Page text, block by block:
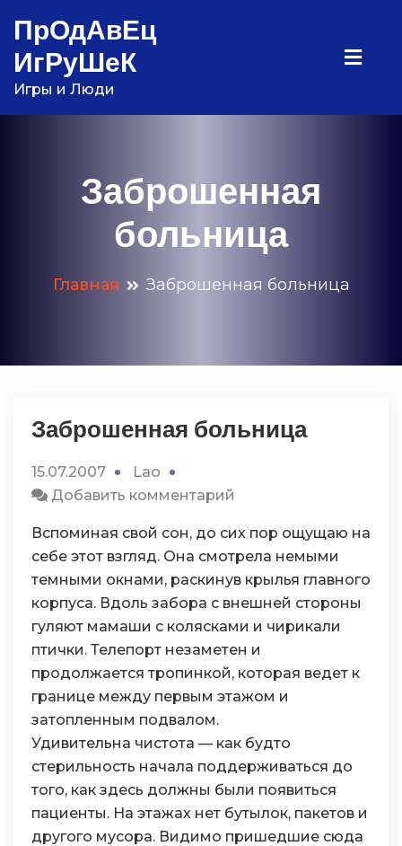
содержимому
ПрОдАвЕц
ИгРуШеК
Игры и Люди
Заброшенная
больница
Главная Заброшенная больница
Заброшенная больница
15.07.2007
Lao
Добавить комментарий
больница
Вспоминая свой сон, до сих пор ощущаю на
себе этот взгляд. Она смотрела немыми
темными окнами, раскинув крылья главного
корпуса. Вдоль забора с внешней стороны
гуляют мамаши с колясками и чирикали
птички. Телепорт незаметен и
продолжается тропинкой, которая ведет к
границе между первым этажом и
затопленным подвалом.
Удивительна чистота — как будто
стерильность начала поддерживаться до
того, как здесь должны были появиться
пациенты. На этажах нет бутылок, пакетов и
другого мусора. Видимо пришедшие сюда